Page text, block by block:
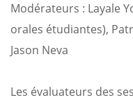
Modérateurs : Layale
orales étudiantes),
Jason Neva
Les évaluateurs des